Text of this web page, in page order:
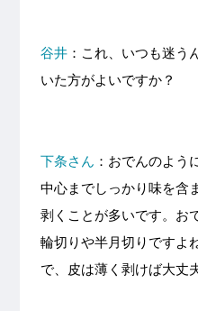
谷井：これ、いつも迷
いた方がよいですか？
下条さん ：おでんのよう
中心までしっかり味を含
剥くことが多いです。お
輪切りや半月切りですよ
で、皮は薄く剥けば大丈